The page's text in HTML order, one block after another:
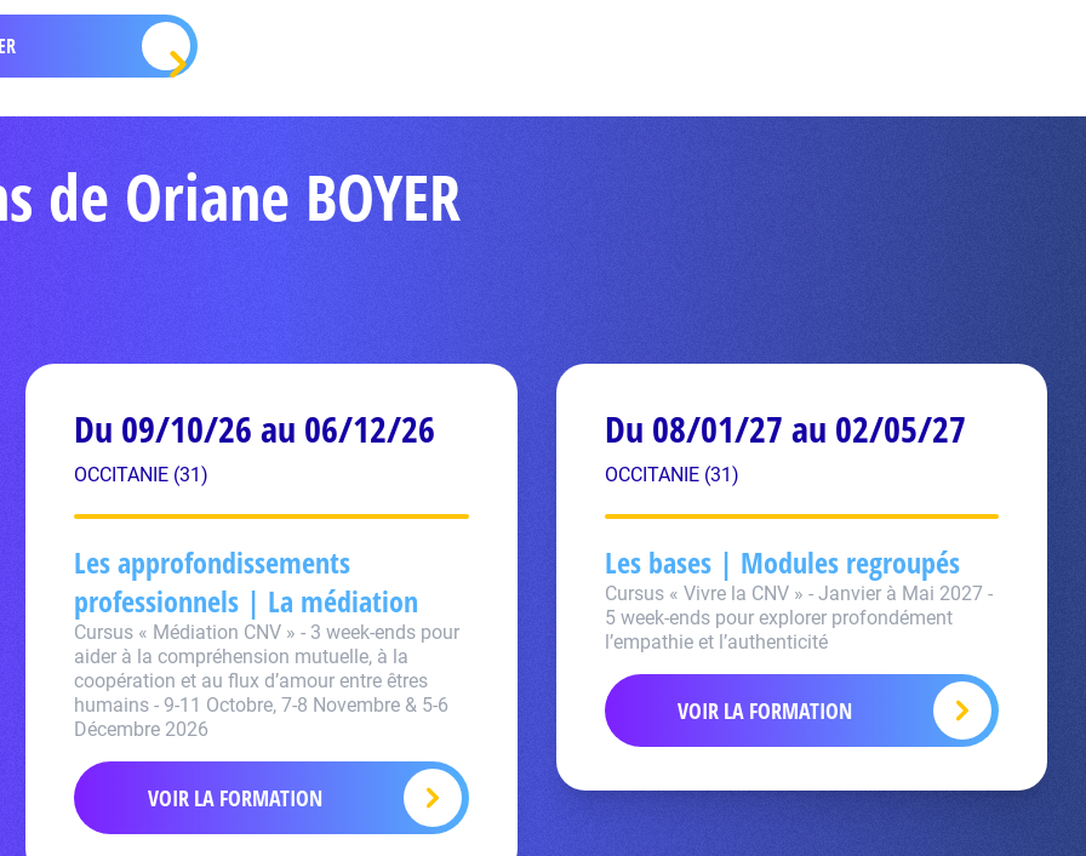
Oriane BOYER
Du 09/10/26 au 06/12/26
OCCITANIE (31)
Les approfondissements
professionnels | La médiation
Cursus « Médiation CNV » - 3 week-ends pour
aider à la compréhension mutuelle, à la
coopération et au flux d’amour entre êtres
humains - 9-11 Octobre, 7-8 Novembre & 5-6
Décembre 2026
VOIR LA FORMATION
Du 08/01/27 au 02/05/27
OCCITANIE (31)
Les bases | Modules regroupés
Cursus « Vivre la CNV » - Janvier à Mai 2027 -
5 week-ends pour explorer profondément
l’empathie et l’authenticité
VOIR LA FORMATION